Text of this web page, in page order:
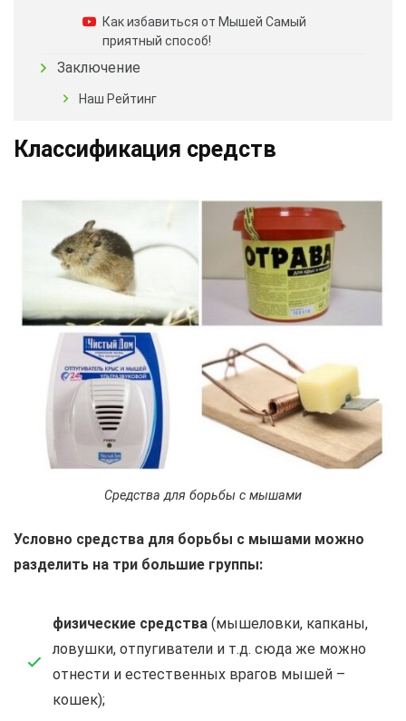
Как избавиться от Мышей Самый
приятный способ!
Заключение
Наш Рейтинг
Классификация средств
Средства для борьбы с мышами
Условно средства для борьбы с мышами можно
разделить на три большие группы:
физические средства (мышеловки, капканы,
ловушки, отпугиватели и т.д. сюда же можно
отнести и естественных врагов мышей –
кошек);